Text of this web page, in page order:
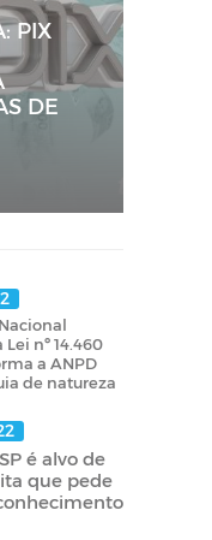
PIX
DE
nº 14.460
a ANPD
de natureza
é alvo de
que pede